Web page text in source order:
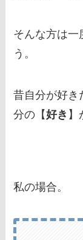
そんな方は一
う。
昔自分が好き
分の【好き 】
私の場合。